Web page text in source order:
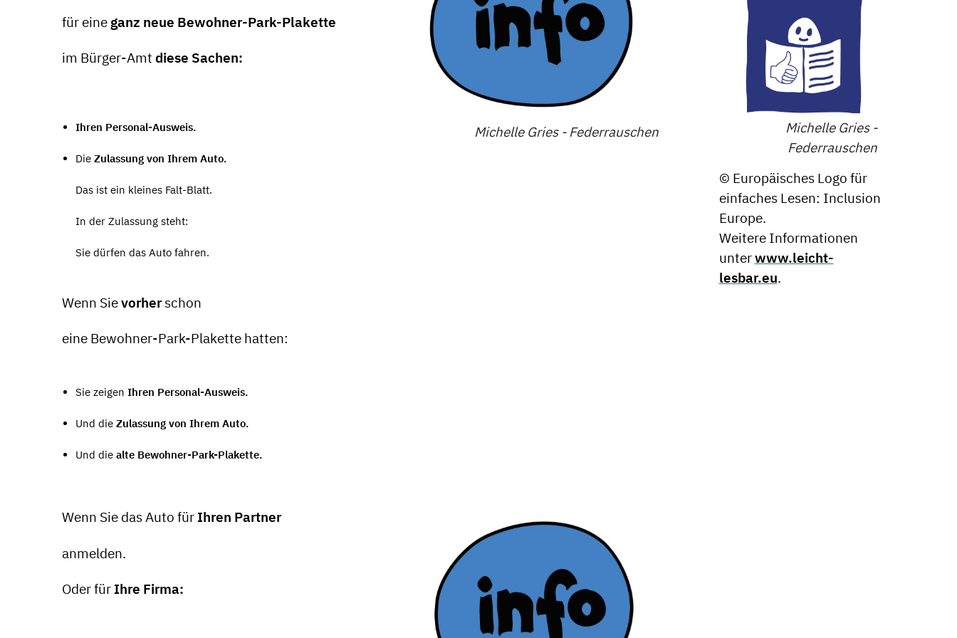
Michelle Gries - Federrauschen
für eine ganz neue Bewohner-Park-Plakette
im Bürger-Amt diese Sachen:
Ihren Personal-Ausweis.
Die Zulassung von Ihrem Auto.
Das ist ein kleines Falt-Blatt.
In der Zulassung steht:
Sie dürfen das Auto fahren.
Wenn Sievorherschon
eine Bewohner-Park-Plakette hatten:
Sie zeigen Ihren Personal-Ausweis.
Und die Zulassung von Ihrem Auto.
Und die alte Bewohner-Park-Plakette.
Wenn Sie das Auto für Ihren Partner
anmelden.
Oder für Ihre Firma:
Michelle Gries -
Federrauschen
© Europäisches Logo für
einfaches Lesen: Inclusion
Europe.
Weitere Informationen
unterwww.leicht-
lesbar.eu.